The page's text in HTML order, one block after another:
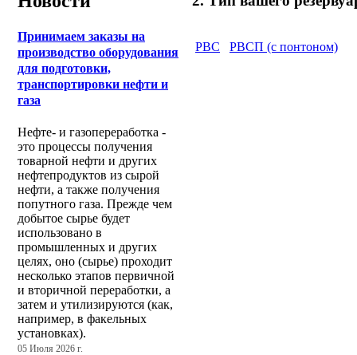
Принимаем заказы на
производство оборудования
для подготовки,
транспортировки нефти и
газа
Нефте- и газопереработка -
это процессы получения
товарной нефти и других
нефтепродуктов из сырой
нефти, а также получения
попутного газа. Прежде чем
добытое сырье будет
использовано в
промышленных и других
целях, оно (сырье) проходит
несколько этапов первичной
и вторичной переработки, а
затем и утилизируются (как,
например, в факельных
установках).
05 Июля 2026 г.
РВС РВСП (с понтоном)